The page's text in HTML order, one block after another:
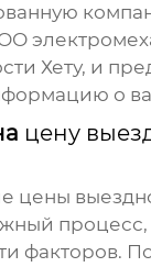
Хету, и
о
цену
цены
процесс,
факторов.